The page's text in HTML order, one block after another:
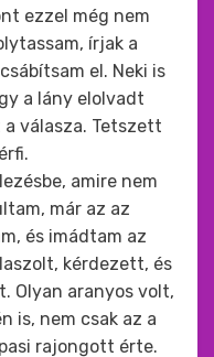
ezzel még nem
írjak a
el. Neki is
a lány elolvadt
válasza. Tetszett
amire nem
már az az
és imádtam az
kérdezett, és
Olyan aranyos volt,
is, nem csak az a
rajongott érte.